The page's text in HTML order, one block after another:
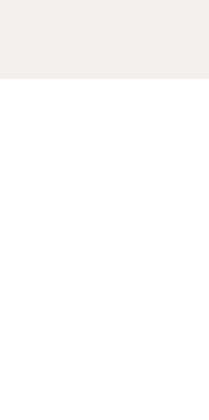
!